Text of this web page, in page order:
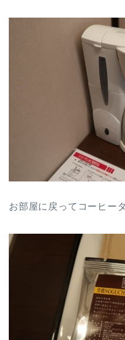
お部屋に戻ってコーヒー